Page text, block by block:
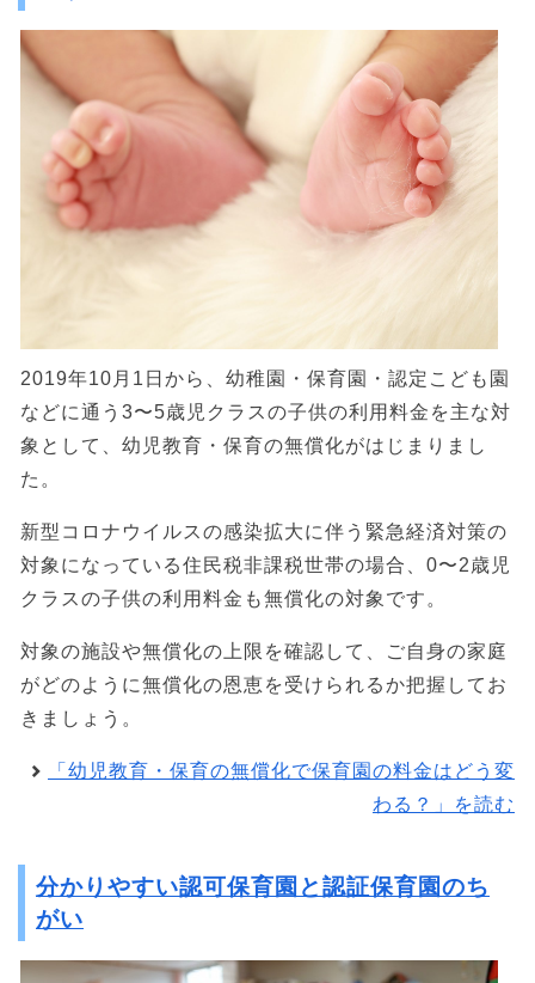
2019年10月1日から、幼稚園・保育園・認定こども園
などに通う3〜5歳児クラスの子供の利用料金を主な対
象として、幼児教育・保育の無償化がはじまりまし
た。
新型コロナウイルスの感染拡大に伴う緊急経済対策の
対象になっている住民税非課税世帯の場合、0〜2歳児
クラスの子供の利用料金も無償化の対象です。
対象の施設や無償化の上限を確認して、ご自身の家庭
がどのように無償化の恩恵を受けられるか把握してお
きましょう。
「幼児教育・保育の無償化で保育園の料金はどう変
わる？」を読む
分かりやすい認可保育園と認証保育園のち
がい